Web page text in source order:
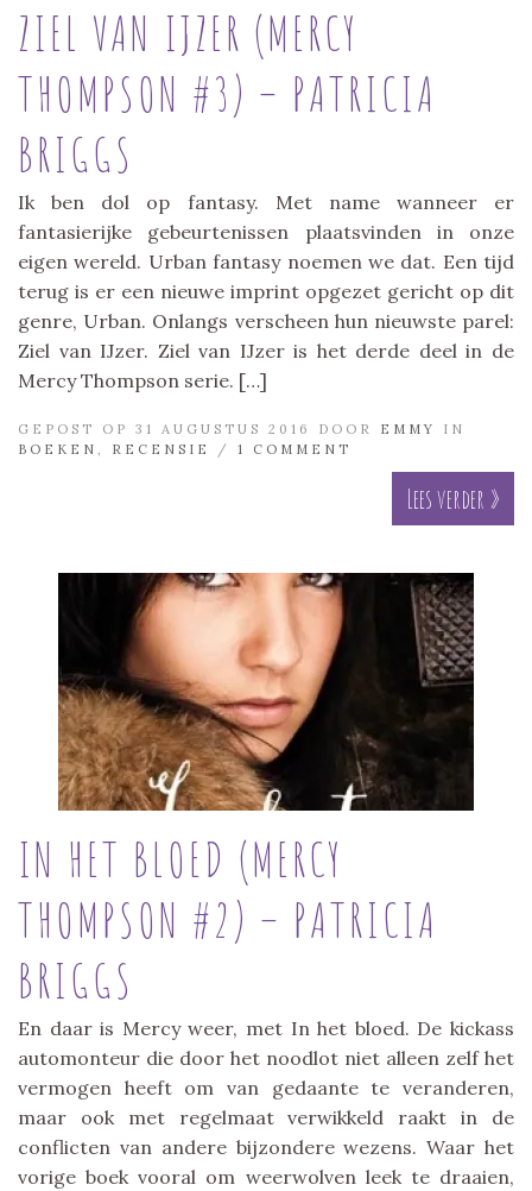
ZIEL VAN IJZER (MERCY
THOMPSON #3) – PATRICIA
BRIGGS
Ik ben dol op fantasy. Met name wanneer er
fantasierijke gebeurtenissen plaatsvinden in onze
eigen wereld. Urban fantasy noemen we dat. Een tijd
terug is er een nieuwe imprint opgezet gericht op dit
genre, Urban. Onlangs verscheen hun nieuwste parel:
Ziel van IJzer. Ziel van IJzer is het derde deel in de
Mercy Thompson serie. […]
GEPOST OP 31 AUGUSTUS 2016 DOOR EMMY
IN
BOEKEN
RECENSIE / 1 COMMENT
Lees verder »
IN HET BLOED (MERCY
THOMPSON #2) – PATRICIA
BRIGGS
En daar is Mercy weer, met In het bloed. De kickass
automonteur die door het noodlot niet alleen zelf het
vermogen heeft om van gedaante te veranderen,
maar ook met regelmaat verwikkeld raakt in de
conflicten van andere bijzondere wezens. Waar het
vorige boek vooral om weerwolven leek te draaien,